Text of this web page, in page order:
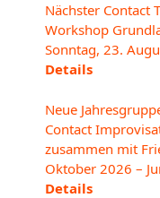
Nächster Contact
Workshop
Sonntag, 23.
Details
Neue
Contact
zusammen mit
Oktober 2026 –
Details